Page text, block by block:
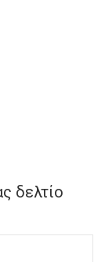
δελτίο